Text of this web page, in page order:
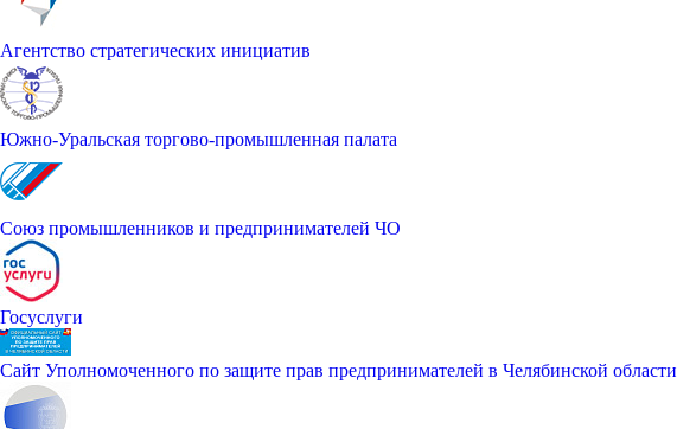
Агентство стратегических инициатив
Южно-Уральская торгово-промышленная палата
Союз промышленников и предпринимателей ЧО
Госуслуги
Сайт Уполномоченного по защите прав предпринимателей в Челябинской области